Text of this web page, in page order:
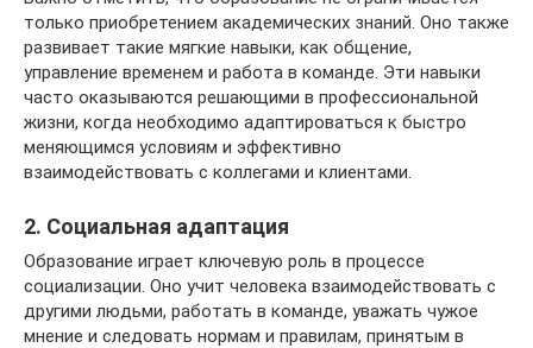
только приобретением академических знаний. Оно также
развивает такие мягкие навыки, как общение,
управление временем и работа в команде. Эти навыки
часто оказываются решающими в профессиональной
жизни, когда необходимо адаптироваться к быстро
меняющимся условиям и эффективно
взаимодействовать с коллегами и клиентами.
2. Социальная адаптация
Образование играет ключевую роль в процессе
социализации. Оно учит человека взаимодействовать с
другими людьми, работать в команде, уважать чужое
мнение и следовать нормам и правилам, принятым в